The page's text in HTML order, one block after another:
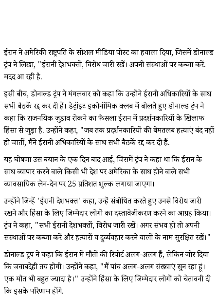
ईरान ने अमेरिकी राष्ट्रपति के सोशल मीडिया पोस्ट का हवाला दिया, जिसमें डोनाल्ड
ट्रंप ने लिखा, "ईरानी देशभक्तों, विरोध जारी रखें। अपनी संस्थाओं पर कब्जा करें.
मदद आ रही है.
इसी बीच, डोनाल्ड ट्रंप ने मंगलवार को कहा कि उन्होंने ईरानी अधिकारियों के साथ
सभी बैठकें रद्द कर दी हैं। डेट्रॉइट इकोनॉमिक क्लब में बोलते हुए डोनाल्ड ट्रंप ने
कहा कि राजनयिक जुड़ाव रोकने का फैसला ईरान में प्रदर्शनकारियों के खिलाफ
हिंसा से जुड़ा है. उन्होंने कहा, "जब तक प्रदर्शनकारियों की बेमतलब हत्याएं बंद नहीं
हो जातीं, मैंने ईरानी अधिकारियों के साथ सभी बैठकें रद्द कर दी हैं.
यह घोषणा उस बयान के एक दिन बाद आई, जिसमें ट्रंप ने कहा था कि ईरान के
साथ व्यापार करने वाले किसी भी देश पर अमेरिका के साथ होने वाले सभी
व्यावसायिक लेन-देन पर 25 प्रतिशत शुल्क लगाया जाएगा।
उन्होंने जिन्हें 'ईरानी देशभक्त' कहा, उन्हें संबोधित करते हुए उनसे विरोध जारी
रखने और हिंसा के लिए जिम्मेदार लोगों का दस्तावेजीकरण करने का आग्रह किया।
ट्रंप ने कहा, "सभी ईरानी देशभक्तों, विरोध जारी रखें। अगर संभव हो तो अपनी
संस्थाओं पर कब्जा करें और हत्यारों व दुर्व्यवहार करने वालों के नाम सुरक्षित रखें।"
डोनाल्ड ट्रंप ने कहा कि ईरान में मौतों की रिपोर्ट अलग-अलग हैं, लेकिन जोर दिया
कि जवाबदेही तय होगी। उन्होंने कहा, "मैं पांच अलग-अलग संख्याएं सुन रहा हूं।
एक मौत भी बहुत ज्यादा है।" उन्होंने हिंसा के लिए जिम्मेदार लोगों को चेतावनी दी
कि इसके परिणाम होंगे.